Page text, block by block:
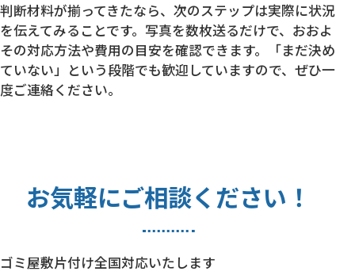
判断材料が揃ってきたなら、次のステップは実際に状況
を伝えてみることです。写真を数枚送るだけで、おおよ
その対応方法や費用の目安を確認できます。「まだ決め
ていない」という段階でも歓迎していますので、ぜひ一
度ご連絡ください。
お気軽にご相談ください！
ゴミ屋敷片付け全国対応いたします